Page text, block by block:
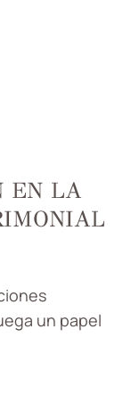
EN LA
un papel